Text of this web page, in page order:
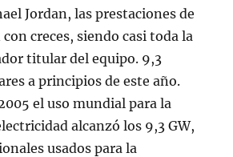
Jordan, las prestaciones de
creces, siendo casi toda la
titular del equipo. 9,3
a principios de este año.
el uso mundial para la
alcanzó los 9,3 GW,
usados para la